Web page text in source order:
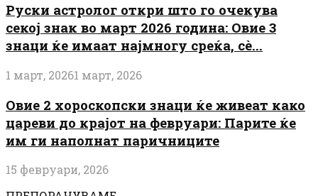
Руски астролог откри што го очекува
секој знак во март 2026 година: Овие 3
знаци ќе имаат најмногу среќа, сè...
1 март, 20261 март, 2026
Овие 2 хороскопски знаци ќе живеат како
цареви до крајот на февруари: Парите ќе
им ги наполнат паричниците
15 февруари, 2026